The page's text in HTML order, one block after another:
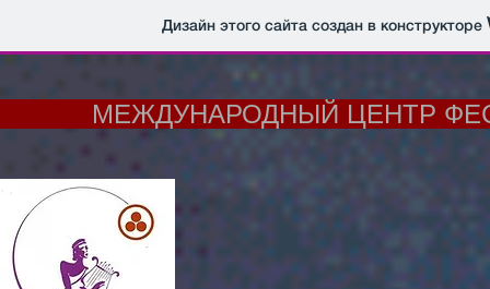
Дизайн этого сайта создан в конструкторе
МЕЖДУНАРОДНЫЙ ЦЕНТР